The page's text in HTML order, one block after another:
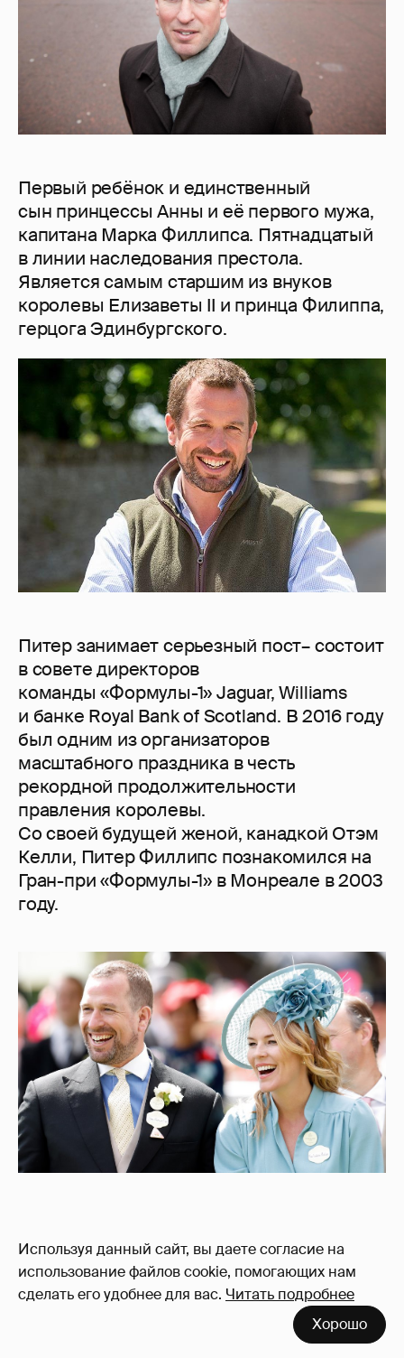
Используя данный сайт, вы даете согласие на
использование файлов cookie, помогающих нам
сделать его удобнее для вас. Читать подробнее
Хорошо
Первый ребёнок и единственный
сын принцессы Анны и её первого мужа,
капитана Марка Филлипса. Пятнадцатый
в линии наследования престола.
Является самым старшим из внуков
королевы Елизаветы II и принца Филиппа,
герцога Эдинбургского.
Питер занимает серьезный пост– состоит
в совете директоров
команды «Формулы-1» Jaguar, Williams
и банке Royal Bank of Scotland. В 2016 году
был одним из организаторов
масштабного праздника в честь
рекордной продолжительности
правления королевы.
Со своей будущей женой, канадкой Отэм
Келли, Питер Филлипс познакомился на
Гран-при «Формулы-1» в Монреале в 2003
году.
Венчание состоялось 17 мая 2008 года в
Виндзорском дворце. У супругов
родилось 2 дочери: в 2010 и 2012 году.